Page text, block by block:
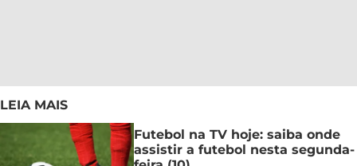
LEIA MAIS
Futebol na TV hoje: saiba onde
assistir a futebol nesta segunda-